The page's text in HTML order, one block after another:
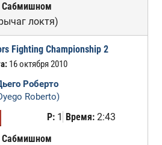
Сабмишном
локтя)
Fighting Championship 2
16 октября 2010
Роберто
Roberto)
Р:1 Время:2:43
Сабмишном